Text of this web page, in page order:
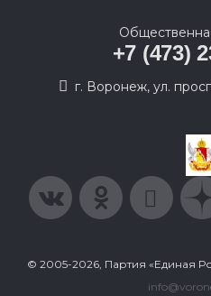
+7 (473)
г. Воронеж, ул.
© 2005-2026, Партия «Единая